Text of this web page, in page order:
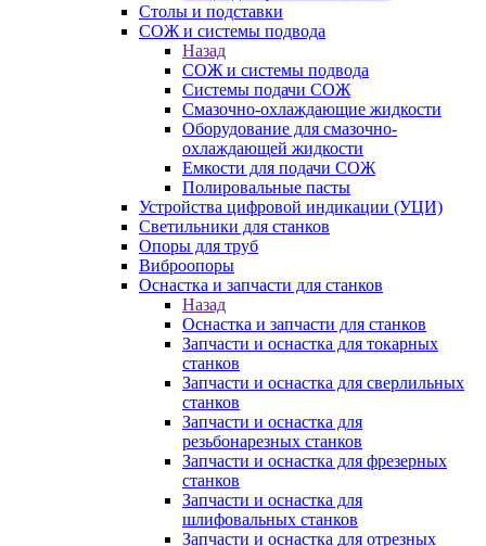
Столы и подставки
СОЖ и системы подвода
Назад
СОЖ и системы подвода
Системы подачи СОЖ
Смазочно-охлаждающие жидкости
Оборудование для смазочно-
охлаждающей жидкости
Емкости для подачи СОЖ
Полировальные пасты
Устройства цифровой индикации (УЦИ)
Светильники для станков
Опоры для труб
Виброопоры
Оснастка и запчасти для станков
Назад
Оснастка и запчасти для станков
Запчасти и оснастка для токарных
станков
Запчасти и оснастка для сверлильных
станков
Запчасти и оснастка для
резьбонарезных станков
Запчасти и оснастка для фрезерных
станков
Запчасти и оснастка для
шлифовальных станков
Запчасти и оснастка для отрезных